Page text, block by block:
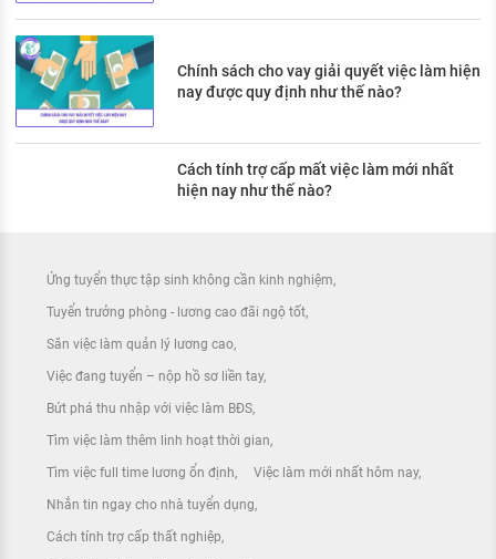
Chính sách cho vay giải quyết việc làm hiện
nay được quy định như thế nào?
Cách tính trợ cấp mất việc làm mới nhất
hiện nay như thế nào?
Ứng tuyển thực tập sinh không cần kinh nghiệm
Tuyển trưởng phòng - lương cao đãi ngộ tốt
Săn việc làm quản lý lương cao
Việc đang tuyển – nộp hồ sơ liền tay
Bứt phá thu nhập với việc làm BĐS
Tìm việc làm thêm linh hoạt thời gian
Tìm việc full time lương ổn định Việc làm mới nhất hôm nay
Nhắn tin ngay cho nhà tuyển dụng
Cách tính trợ cấp thất nghiệp